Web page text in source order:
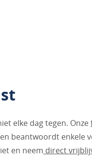
elke dag tegen. Onze
beantwoordt enkele
en neem direct